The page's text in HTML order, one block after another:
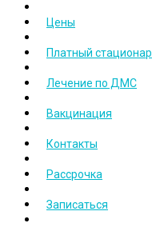
Цены
Платный стационар
Лечение по ДМС
Вакцинация
Контакты
Рассрочка
Записаться